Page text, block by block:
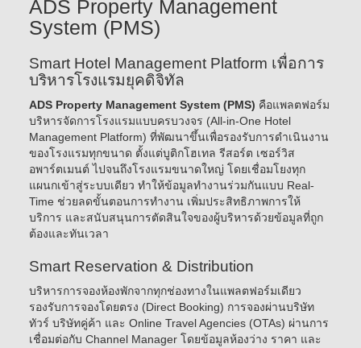
ADS Property Management
System (PMS)
Smart Hotel Management Platform เพื่อการ
บริหารโรงแรมยุคดิจิทัล
ADS Property Management System (PMS) คือแพลตฟอร์ม
บริหารจัดการโรงแรมแบบครบวงจร (All-in-One Hotel
Management Platform) ที่พัฒนาขึ้นเพื่อรองรับการดำเนินงาน
ของโรงแรมทุกขนาด ตั้งแต่บูติกโฮเทล รีสอร์ต เซอร์วิส
อพาร์ตเมนต์ ไปจนถึงโรงแรมขนาดใหญ่ โดยเชื่อมโยงทุก
แผนกเข้าสู่ระบบเดียว ทำให้ข้อมูลทำงานร่วมกันแบบ Real-
Time ช่วยลดขั้นตอนการทำงาน เพิ่มประสิทธิภาพการให้
บริการ และสนับสนุนการตัดสินใจของผู้บริหารด้วยข้อมูลที่ถูก
ต้องและทันเวลา
Smart Reservation & Distribution
บริหารการจองห้องพักจากทุกช่องทางในแพลตฟอร์มเดียว
รองรับการจองโดยตรง (Direct Booking) การจองผ่านบริษัท
ทัวร์ บริษัทคู่ค้า และ Online Travel Agencies (OTAs) ผ่านการ
เชื่อมต่อกับ Channel Manager โดยข้อมูลห้องว่าง ราคา และ